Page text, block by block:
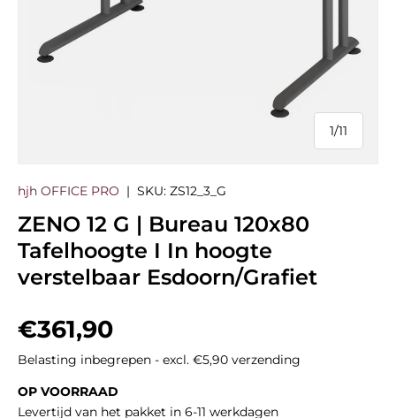
1/
van
11
hjh OFFICE PRO | SKU: ZS12_3_G
ZENO 12 G | Bureau 120x80
Tafelhoogte I In hoogte
verstelbaar Esdoorn/Grafiet
Reguliere prijs
€361,90
Belasting inbegrepen - excl. €5,90 verzending
OP VOORRAAD
Levertijd van het pakket in 6-11 werkdagen